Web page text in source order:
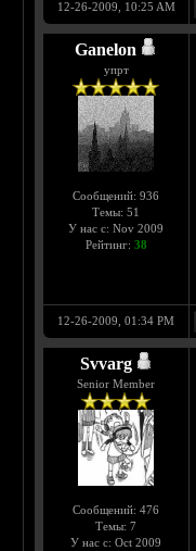
12-26-2009, 10:25 AM
Ganelon
упрт
Сообщений: 936
Темы: 51
У нас с: Nov 2009
Рейтинг: 38
12-26-2009, 01:34 PM
Svvarg
Senior Member
Сообщений: 476
Темы: 7
У нас с: Oct 2009